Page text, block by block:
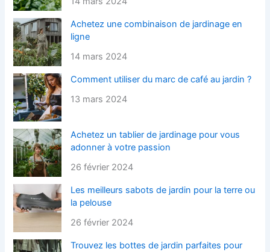
Achetez une combinaison de jardinage en
ligne
14 mars 2024
Comment utiliser du marc de café au jardin ?
13 mars 2024
Achetez un tablier de jardinage pour vous
adonner à votre passion
26 février 2024
Les meilleurs sabots de jardin pour la terre ou
la pelouse
26 février 2024
Trouvez les bottes de jardin parfaites pour